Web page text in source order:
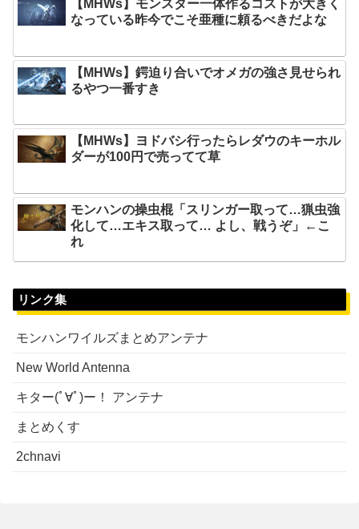
【MHWs】モンスター一体作るコストが大きく
なっている昨今でこそ亜種に頼るべきだよな
【MHWs】鍔迫り合いでオメガの強さ見せられ
るやつ一番すき
【MHWs】ヨドバシ行ったらレダウのキーホル
ダーが100円で売ってて草
モンハンの操虫棍「スリンガー取って…猟虫強
化して…エキス取って… よし、戦うぞ」←こ
れ
リンク集
モンハンワイルズまとめアンテナ
New World Antenna
キター(ﾟ∀ﾟ)ー！ アンテナ
まとめくす
2chnavi